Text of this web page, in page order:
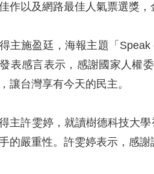
作以及網路最佳人氣票選獎，
主施盈廷，海報主題「
表感言表示，感謝國家人權
讓台灣享有今天的民主。
主許雯婷，就讀樹德科技大
的嚴重性。許雯婷表示，感